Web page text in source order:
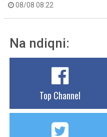
08/08 08:22
Na ndiqni:
Top Channel